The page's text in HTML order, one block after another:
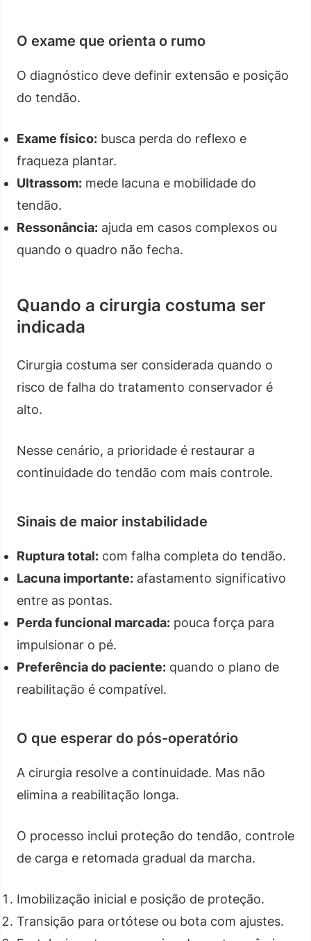
O exame que orienta o rumo
O diagnóstico deve definir extensão e posição
do tendão.
Exame físico: busca perda do reflexo e
fraqueza plantar.
Ultrassom: mede lacuna e mobilidade do
tendão.
Ressonância: ajuda em casos complexos ou
quando o quadro não fecha.
Quando a cirurgia costuma ser
indicada
Cirurgia costuma ser considerada quando o
risco de falha do tratamento conservador é
alto.
Nesse cenário, a prioridade é restaurar a
continuidade do tendão com mais controle.
Sinais de maior instabilidade
Ruptura total: com falha completa do tendão.
Lacuna importante: afastamento significativo
entre as pontas.
Perda funcional marcada: pouca força para
impulsionar o pé.
Preferência do paciente: quando o plano de
reabilitação é compatível.
O que esperar do pós-operatório
A cirurgia resolve a continuidade. Mas não
elimina a reabilitação longa.
O processo inclui proteção do tendão, controle
de carga e retomada gradual da marcha.
Imobilização inicial e posição de proteção.
Transição para ortótese ou bota com ajustes.